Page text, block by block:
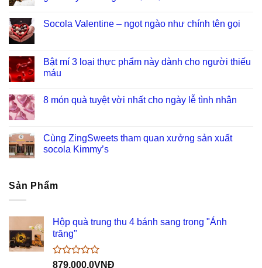
Socola Valentine – ngọt ngào như chính tên gọi
Bật mí 3 loại thực phẩm này dành cho người thiếu
máu
8 món quà tuyệt vời nhất cho ngày lễ tình nhân
Cùng ZingSweets tham quan xưởng sản xuất
socola Kimmy’s
Sản Phẩm
Hộp quà trung thu 4 bánh sang trọng "Ánh
trăng"
Được
879.000,0VNĐ